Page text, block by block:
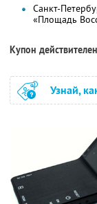
Санкт-
«Площадь
Купон
Узнай,